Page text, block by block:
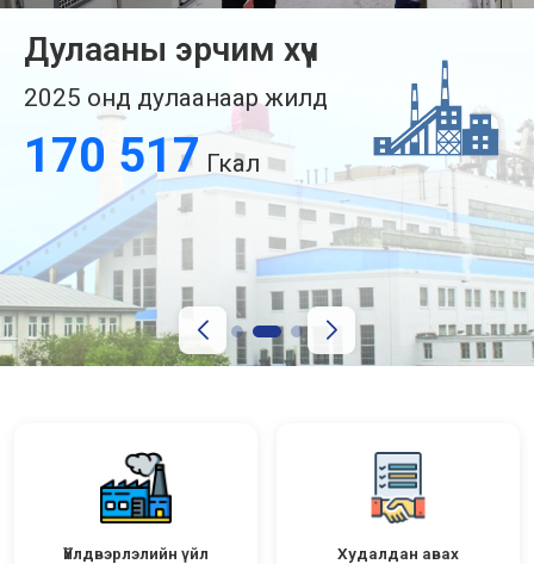
Дулааны эрчим хүч
2025 онд дулаанаар жилд
211 035 Гкал
Үйлдвэрлэлийн үйл
Худалдан авах